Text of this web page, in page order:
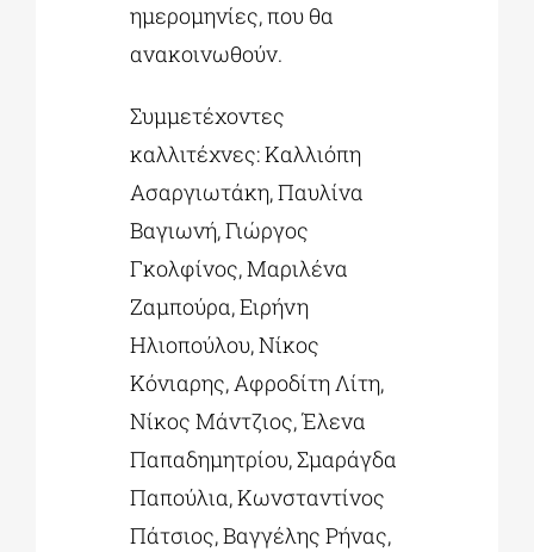
ημερομηνίες, που θα
ανακοινωθούν.
Συμμετέχοντες
καλλιτέχνες: Καλλιόπη
Ασαργιωτάκη, Παυλίνα
Βαγιωνή, Γιώργος
Γκολφίνος, Μαριλένα
Ζαμπούρα, Ειρήνη
Ηλιοπούλου, Νίκος
Κόνιαρης, Αφροδίτη Λίτη,
Νίκος Μάντζιος, Έλενα
Παπαδημητρίου, Σμαράγδα
Παπούλια, Κωνσταντίνος
Πάτσιος, Βαγγέλης Ρήνας,